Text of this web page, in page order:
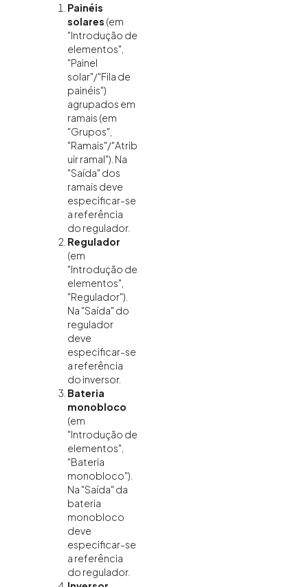
Painéis
solares (em
"Introdução de
elementos",
"Painel
solar"/"Fila de
painéis")
agrupados em
ramais (em
"Grupos",
"Ramais"/"Atrib
uir ramal"). Na
"Saída" dos
ramais deve
especificar-se
a referência
do regulador.
Regulador
(em
"Introdução de
elementos",
"Regulador").
Na "Saída" do
regulador
deve
especificar-se
a referência
do inversor.
Bateria
monobloco
(em
"Introdução de
elementos",
"Bateria
monobloco").
Na "Saída" da
bateria
monobloco
deve
especificar-se
a referência
do regulador.